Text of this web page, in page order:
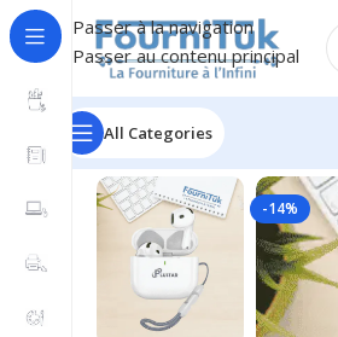
Passer à la navigation
Passer au contenu principal
All Categories
Accueil/Audio & Kits
-14%